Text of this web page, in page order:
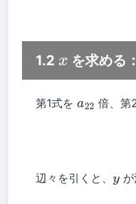
1.2 x を求める
第1式を a22 倍、
辺々を引くと、 yが